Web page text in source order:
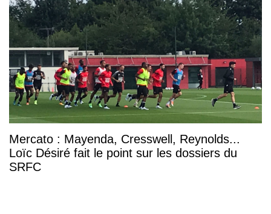
Mercato : Mayenda, Cresswell, Reynolds...
Loïc Désiré fait le point sur les dossiers du
SRFC